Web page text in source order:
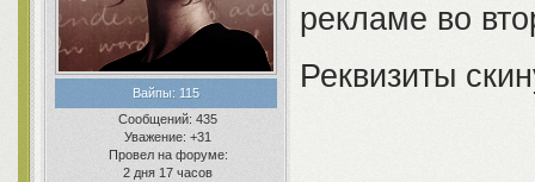
Вайпы: 115
Сообщений: 435
Уважение: +31
Провел на форуме:
2 дня 17 часов
рекламе во
Реквизиты